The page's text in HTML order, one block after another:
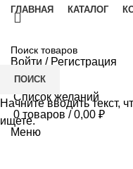
ГЛАВНАЯ КАТАЛОГ
Войти / Регистрация
Список желаний
0 товаров / 0,00 ₽
Меню
ПОИСК
Начните вводить текст,
ищете.